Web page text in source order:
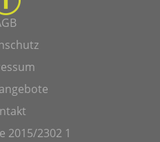
2015/2302 1